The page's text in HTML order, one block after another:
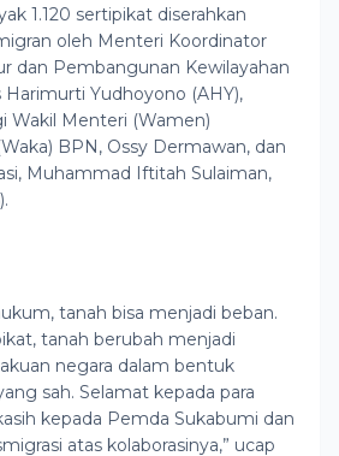
1.120 sertipikat diserahkan
oleh Menteri Koordinator
dan Pembangunan Kewilayahan
Harimurti Yudhoyono (AHY),
Wakil Menteri (Wamen)
BPN, Ossy Dermawan, dan
Muhammad Iftitah Sulaiman,
tanah bisa menjadi beban.
tanah berubah menjadi
negara dalam bentuk
sah. Selamat kepada para
kepada Pemda Sukabumi dan
atas kolaborasinya,” ucap